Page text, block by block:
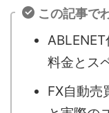
この記事で
料金とス
FX自動